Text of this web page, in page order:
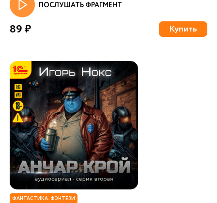
ПОСЛУШАТЬ ФРАГМЕНТ
89 ₽ Купить
ФАНТАСТИКА. ФЭНТЕЗИ